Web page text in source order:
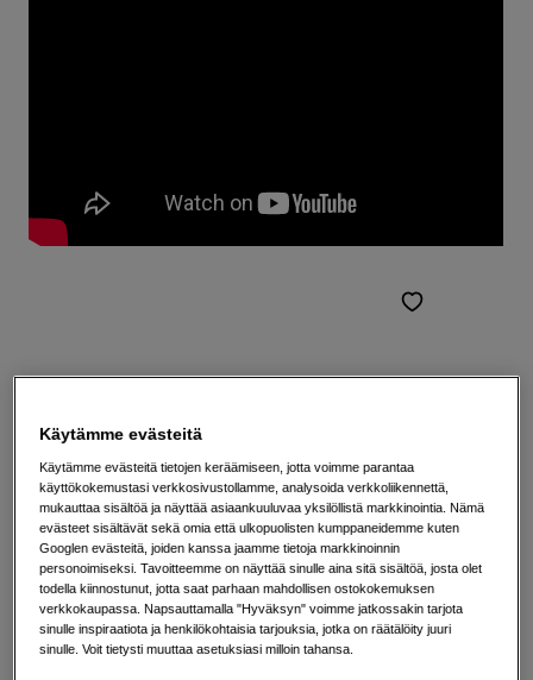
Ammattimainen vakautus kompaktissa
Käytämme evästeitä
Käytämme evästeitä tietojen keräämiseen, jotta voimme parantaa
käyttökokemustasi verkkosivustollamme, analysoida verkkoliikennettä,
mukauttaa sisältöä ja näyttää asiaankuuluvaa yksilöllistä markkinointia. Nämä
evästeet sisältävät sekä omia että ulkopuolisten kumppaneidemme kuten
Googlen evästeitä, joiden kanssa jaamme tietoja markkinoinnin
personoimiseksi. Tavoitteemme on näyttää sinulle aina sitä sisältöä, josta olet
todella kiinnostunut, jotta saat parhaan mahdollisen ostokokemuksen
verkkokaupassa. Napsauttamalla "Hyväksyn" voimme jatkossakin tarjota
sinulle inspiraatiota ja henkilökohtaisia tarjouksia, jotka on räätälöity juuri
sinulle. Voit tietysti muuttaa asetuksiasi milloin tahansa.